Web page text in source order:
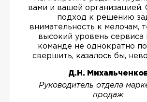
вами и вашей организацией.
подход к решению
внимательность к мелочам,
высокий уровень сервиса
команде не однократно
свершить, казалось бы,
Д.Н.
Руководитель отдела
продаж